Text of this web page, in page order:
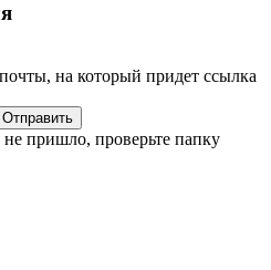
на который придет ссылка
Отправить
пришло, проверьте папку